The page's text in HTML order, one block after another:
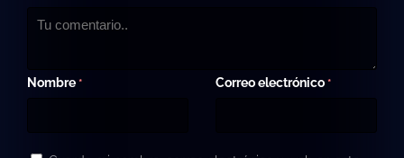
Nombre * Correo electrónico *